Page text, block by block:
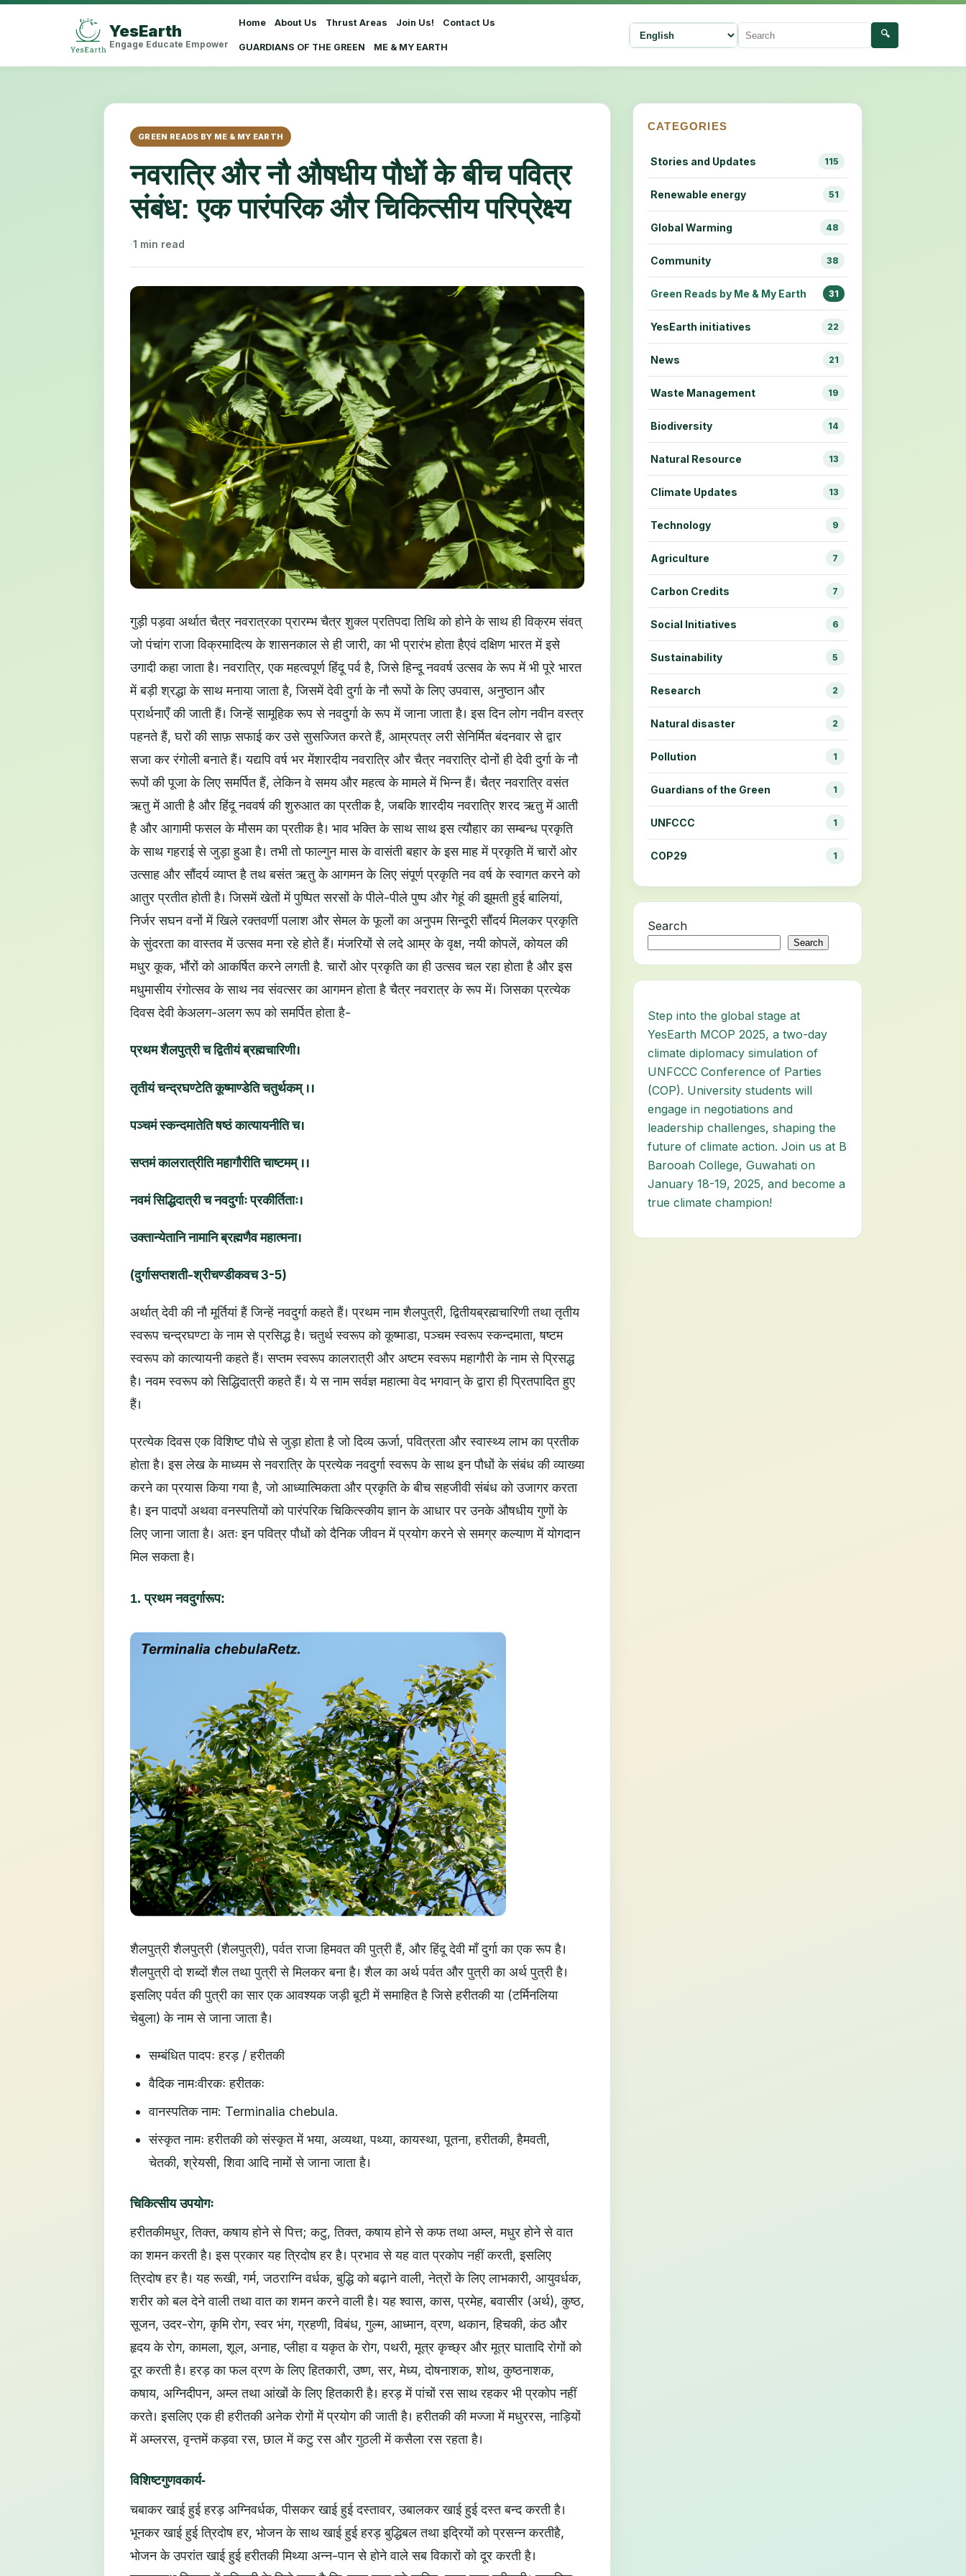
YesEarth
Engage Educate Empower
Home About Us Thrust Areas Join Us! Contact Us
GUARDIANS OF THE GREEN ME & MY EARTH
Select language Search
🔍
GREEN READS BY ME & MY EARTH
नवरात्रि और नौ औषधीय पौधों के बीच पवित्र
संबंध: एक पारंपरिक और चिकित्सीय परिप्रेक्ष्य
·1 min read
गुड़ी पड़वा अर्थात चैत्र नवरात्रका प्रारम्भ चैत्र शुक्ल प्रतिपदा तिथि को होने के साथ ही विक्रम संवत्
जो पंचांग राजा विक्रमादित्य के शासनकाल से ही जारी, का भी प्रारंभ होता हैएवं दक्षिण भारत में इसे
उगादी कहा जाता है। नवरात्रि, एक महत्वपूर्ण हिंदू पर्व है, जिसे हिन्दू नववर्ष उत्सव के रूप में भी पूरे भारत
में बड़ी श्रद्धा के साथ मनाया जाता है, जिसमें देवी दुर्गा के नौ रूपों के लिए उपवास, अनुष्ठान और
प्रार्थनाएँ की जाती हैं। जिन्हें सामूहिक रूप से नवदुर्गा के रूप में जाना जाता है। इस दिन लोग नवीन वस्त्र
पहनते हैं, घरों की साफ़ सफाई कर उसे सुसज्जित करते हैं, आम्रपत्र लरी सेनिर्मित बंदनवार से द्वार
सजा कर रंगोली बनाते हैं। यद्यपि वर्ष भर मेंशारदीय नवरात्रि और चैत्र नवरात्रि दोनों ही देवी दुर्गा के नौ
रूपों की पूजा के लिए समर्पित हैं, लेकिन वे समय और महत्व के मामले में भिन्न हैं। चैत्र नवरात्रि वसंत
ऋतु में आती है और हिंदू नववर्ष की शुरुआत का प्रतीक है, जबकि शारदीय नवरात्रि शरद ऋतु में आती
है और आगामी फसल के मौसम का प्रतीक है। भाव भक्ति के साथ साथ इस त्यौहार का सम्बन्ध प्रकृति
के साथ गहराई से जुड़ा हुआ है। तभी तो फाल्गुन मास के वासंती बहार के इस माह में प्रकृति में चारों ओर
उत्साह और सौंदर्य व्याप्त है तथ बसंत ऋतु के आगमन के लिए संपूर्ण प्रकृति नव वर्ष के स्वागत करने को
आतुर प्रतीत होती है। जिसमें खेतों में पुष्पित सरसों के पीले-पीले पुष्प और गेहूं की झूमती हुई बालियां,
निर्जर सघन वनों में खिले रक्तवर्णी पलाश और सेमल के फूलों का अनुपम सिन्दूरी सौंदर्य मिलकर प्रकृति
के सुंदरता का वास्तव में उत्सव मना रहे होते हैं। मंजरियों से लदे आम्र के वृक्ष, नयी कोपलें, कोयल की
मधुर कूक, भौंरों को आकर्षित करने लगती है. चारों ओर प्रकृति का ही उत्सव चल रहा होता है और इस
मधुमासीय रंगोत्सव के साथ नव संवत्सर का आगमन होता है चैत्र नवरात्र के रूप में। जिसका प्रत्येक
दिवस देवी केअलग-अलग रूप को समर्पित होता है-
प्रथम शैलपुत्री च द्वितीयं ब्रह्मचारिणी।
तृतीयं चन्द्रघण्टेति कूष्माण्डेति चतुर्थकम् ।।
पञ्चमं स्कन्दमातेति षष्ठं कात्यायनीति च।
सप्तमं कालरात्रीति महागौरीति चाष्टमम् ।।
नवमं सिद्धिदात्री च नवदुर्गाः प्रकीर्तिताः।
उक्तान्येतानि नामानि ब्रह्मणैव महात्मना।
(दुर्गासप्तशती-श्रीचण्डीकवच 3-5)
अर्थात् देवी की नौ मूर्तियां हैं जिन्हें नवदुर्गा कहते हैं। प्रथम नाम शैलपुत्री, द्वितीयब्रह्मचारिणी तथा तृतीय
स्वरूप चन्द्रघण्टा के नाम से प्रसिद्ध है। चतुर्थ स्वरूप को कूष्माडा, पञ्चम स्वरूप स्कन्दमाता, षष्टम
स्वरूप को कात्यायनी कहते हैं। सप्तम स्वरूप कालरात्री और अष्टम स्वरूप महागौरी के नाम से प्रिसद्ध
है। नवम स्वरूप को सिद्धिदात्री कहते हैं। ये स नाम सर्वज्ञ महात्मा वेद भगवान् के द्वारा ही प्रितपादित हुए
हैं।
प्रत्येक दिवस एक विशिष्ट पौधे से जुड़ा होता है जो दिव्य ऊर्जा, पवित्रता और स्वास्थ्य लाभ का प्रतीक
होता है। इस लेख के माध्यम से नवरात्रि के प्रत्येक नवदुर्गा स्वरूप के साथ इन पौधों के संबंध की व्याख्या
करने का प्रयास किया गया है, जो आध्यात्मिकता और प्रकृति के बीच सहजीवी संबंध को उजागर करता
है। इन पादपों अथवा वनस्पतियों को पारंपरिक चिकित्स्कीय ज्ञान के आधार पर उनके औषधीय गुणों के
लिए जाना जाता है। अतः इन पवित्र पौधों को दैनिक जीवन में प्रयोग करने से समग्र कल्याण में योगदान
मिल सकता है।
1. प्रथम नवदुर्गारूप:
शैलपुत्री शैलपुत्री (शैलपुत्री), पर्वत राजा हिमवत की पुत्री हैं, और हिंदू देवी माँ दुर्गा का एक रूप है।
शैलपुत्री दो शब्दों शैल तथा पुत्री से मिलकर बना है। शैल का अर्थ पर्वत और पुत्री का अर्थ पुत्री है।
इसलिए पर्वत की पुत्री का सार एक आवश्यक जड़ी बूटी में समाहित है जिसे हरीतकी या (टर्मिनलिया
चेबुला) के नाम से जाना जाता है।
सम्बंधित पादपः हरड़ / हरीतकी
वैदिक नामःवीरकः हरीतकः
वानस्पतिक नाम: Terminalia chebula.
संस्कृत नामः हरीतकी को संस्कृत में भया, अव्यथा, पथ्या, कायस्था, पूतना, हरीतकी, हैमवती,
चेतकी, श्रेयसी, शिवा आदि नामों से जाना जाता है।
चिकित्सीय उपयोगः
हरीतकीमधुर, तिक्त, कषाय होने से पित्त; कटु, तिक्त, कषाय होने से कफ तथा अम्ल, मधुर होने से वात
का शमन करती है। इस प्रकार यह त्रिदोष हर है। प्रभाव से यह वात प्रकोप नहीं करती, इसलिए
त्रिदोष हर है। यह रूखी, गर्म, जठराग्नि वर्धक, बुद्धि को बढ़ाने वाली, नेत्रों के लिए लाभकारी, आयुवर्धक,
शरीर को बल देने वाली तथा वात का शमन करने वाली है। यह श्वास, कास, प्रमेह, बवासीर (अर्थ), कुष्ठ,
सूजन, उदर-रोग, कृमि रोग, स्वर भंग, ग्रहणी, विबंध, गुल्म, आध्मान, व्रण, थकान, हिचकी, कंठ और
हृदय के रोग, कामला, शूल, अनाह, प्लीहा व यकृत के रोग, पथरी, मूत्र कृच्छ्र और मूत्र घातादि रोगों को
दूर करती है। हरड़ का फल व्रण के लिए हितकारी, उष्ण, सर, मेध्य, दोषनाशक, शोथ, कुष्ठनाशक,
कषाय, अग्निदीपन, अम्ल तथा आंखों के लिए हितकारी है। हरड़ में पांचों रस साथ रहकर भी प्रकोप नहीं
करते। इसलिए एक ही हरीतकी अनेक रोगों में प्रयोग की जाती है। हरीतकी की मज्जा में मधुररस, नाड़ियों
में अम्लरस, वृन्तमें कड़वा रस, छाल में कटु रस और गुठली में कसैला रस रहता है।
विशिष्टगुणवकार्य-
चबाकर खाई हुई हरड़ अग्निवर्धक, पीसकर खाई हुई दस्तावर, उबालकर खाई हुई दस्त बन्द करती है।
भूनकर खाई हुई त्रिदोष हर, भोजन के साथ खाई हुई हरड़ बुद्धिबल तथा इद्रियों को प्रसन्न करतीहै,
भोजन के उपरांत खाई हुई हरीतकी मिथ्या अन्न-पान से होने वाले सब विकारों को दूर करती है।
CATEGORIES
Stories and Updates 115
Renewable energy 51
Global Warming 48
Community 38
Green Reads by Me & My Earth 31
YesEarth initiatives 22
News 21
Waste Management 19
Biodiversity 14
Natural Resource 13
Climate Updates 13
Technology 9
Agriculture 7
Carbon Credits 7
Social Initiatives 6
Sustainability 5
Research 2
Natural disaster 2
Pollution 1
Guardians of the Green 1
UNFCCC 1
COP29 1
Search
Search
Step into the global stage at
YesEarth MCOP 2025, a two-day
climate diplomacy simulation of
UNFCCC Conference of Parties
(COP). University students will
engage in negotiations and
leadership challenges, shaping the
future of climate action. Join us at B
Barooah College, Guwahati on
January 18-19, 2025, and become a
true climate champion!